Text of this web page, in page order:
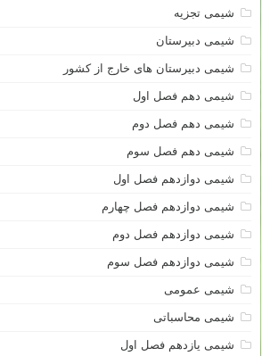
شیمی تجزیه
شیمی دبیرستان
شیمی دبیرستان های خارج از کشور
شیمی دهم فصل اول
شیمی دهم فصل دوم
شیمی دهم فصل سوم
شیمی دوازدهم فصل اول
شیمی دوازدهم فصل چهارم
شیمی دوازدهم فصل دوم
شیمی دوازدهم فصل سوم
شیمی عمومی
شیمی محاسباتی
شیمی یازدهم فصل اول